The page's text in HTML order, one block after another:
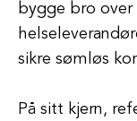
bygge bro
sikre sømløs
På sitt kjern,